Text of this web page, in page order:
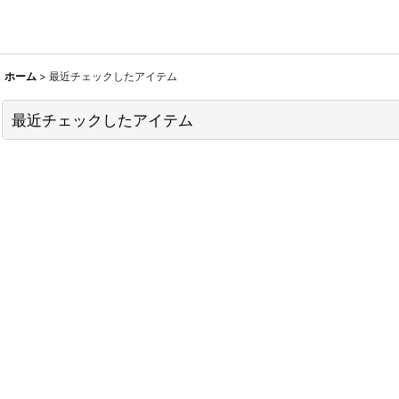
ホーム > 最近チェックしたアイテム
最近チェックしたアイテム